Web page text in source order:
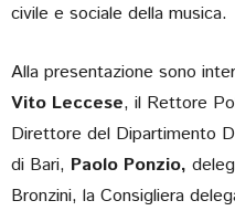
civile e sociale della musica.
Alla presentazione sono
Vito Leccese, il Rettore
Direttore del Dipartimento
di Bari, Paolo Ponzio,
Bronzini, la Consigliera